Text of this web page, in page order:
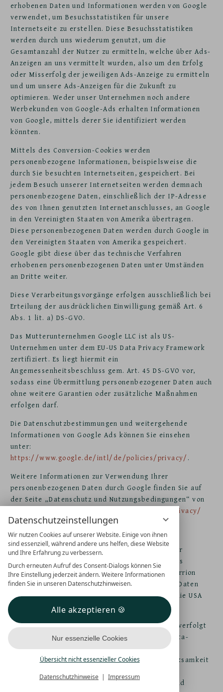
Datenschutzeinstellungen
Wir nutzen Cookies auf unserer Website. Einige von ihnen
sind essenziell, während andere uns helfen, diese Website
und Ihre Erfahrung zu verbessern.
Durch erneuten Aufruf des Consent-Dialogs können Sie
Ihre Einstellung jederzeit ändern. Weitere Informationen
finden Sie in unseren Datenschutzhinweisen.
Alle akzeptieren
Nur essenzielle Cookies
Übersicht nicht essenzieller Cookies
Datenschutzhinweise Impressum
erhobenen Daten und Informationen werden von Google
verwendet, um Besuchsstatistiken für unsere
Internetseite zu erstellen. Diese Besuchsstatistiken
werden durch uns wiederum genutzt, um die
Gesamtanzahl der Nutzer zu ermitteln, welche über Ads-
Anzeigen an uns vermittelt wurden, also um den Erfolg
oder Misserfolg der jeweiligen Ads-Anzeige zu ermitteln
und um unsere Ads-Anzeigen für die Zukunft zu
optimieren. Weder unser Unternehmen noch andere
Werbekunden von Google-Ads erhalten Informationen
von Google, mittels derer Sie identifiziert werden
könnten.
Mittels des Conversion-Cookies werden
personenbezogene Informationen, beispielsweise die
durch Sie besuchten Internetseiten, gespeichert. Bei
jedem Besuch unserer Internetseiten werden demnach
personenbezogene Daten, einschließlich der IP-Adresse
des von Ihnen genutzten Internetanschlusses, an Google
in den Vereinigten Staaten von Amerika übertragen.
Diese personenbezogenen Daten werden durch Google in
den Vereinigten Staaten von Amerika gespeichert.
Google gibt diese über das technische Verfahren
erhobenen personenbezogenen Daten unter Umständen
an Dritte weiter.
Diese Verarbeitungsvorgänge erfolgen ausschließlich bei
Erteilung der ausdrücklichen Einwilligung gemäß Art. 6
Abs. 1 lit. a) DS-GVO.
Das Mutterunternehmen Google LLC ist als US-
Unternehmen unter dem EU-US Data Privacy Framework
zertifiziert. Es liegt hiermit ein
Angemessenheitsbeschluss gem. Art. 45 DS-GVO vor,
sodass eine Übermittlung personenbezogener Daten auch
ohne weitere Garantien oder zusätzliche Maßnahmen
erfolgen darf.
Die Datenschutzbestimmungen und weitergehende
Informationen von Google Ads können Sie einsehen
unter:
https://www.google.de/intl/de/policies/privacy/ .
Weitere Informationen zur Verwendung Ihrer
personenbezogenen Daten durch Google finden Sie auf
der Seite „Datenschutz und Nutzungsbedingungen“ von
https://business.safety.google/privacy/
Meta Pixel
Diese Website nutzt zur Konversionsmessung der
Besucheraktions-Pixel von Meta. Anbieter dieses
Dienstes ist die Meta Platforms Ireland Ltd, Merrion
Road, Dublin 4, D04 X2K5, Irland. Die erfassten Daten
werden nach Aussage von Meta jedoch auch in die USA
und in andere Drittländer übertragen.
So kann das Verhalten der Seitenbesucher nachverfolgt
werden, nachdem diese durch Klick auf eine Meta-
Werbeanzeige auf die Website des Anbieters
weitergeleitet wurden. Dadurch können die Wirksamkeit
Marktforschungszwecke ausgewertet werden und